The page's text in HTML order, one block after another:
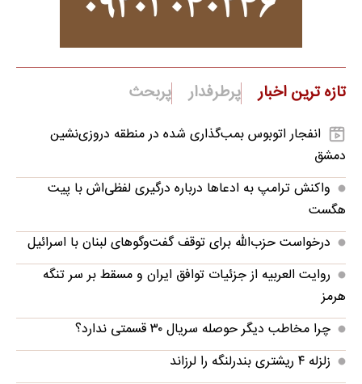
تازه ترین اخبار پرطرفدار پربحث
انفجار اتوبوس بمب‌گذاری شده در منطقه دروزی‌نشین
دمشق
واکنش ترامپ به ادعاها درباره درگیری لفظی‌اش با پیت
هگست
درخواست حزب‌الله برای توقف گفت‌وگوهای لبنان با اسرائیل
روایت العربیه از جزئیات توافق ایران و مسقط بر سر تنگه
هرمز
چرا مخاطب دیگر حوصله سریال ۳۰ قسمتی ندارد؟
زلزله ۴ ریشتری بندرلنگه را لرزاند